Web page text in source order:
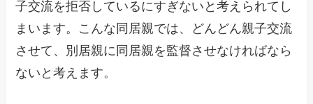
子交流を拒否しているにすぎないと考えられてし
まいます。こんな同居親では、どんどん親子交流
させて、別居親に同居親を監督させなければなら
ないと考えます。